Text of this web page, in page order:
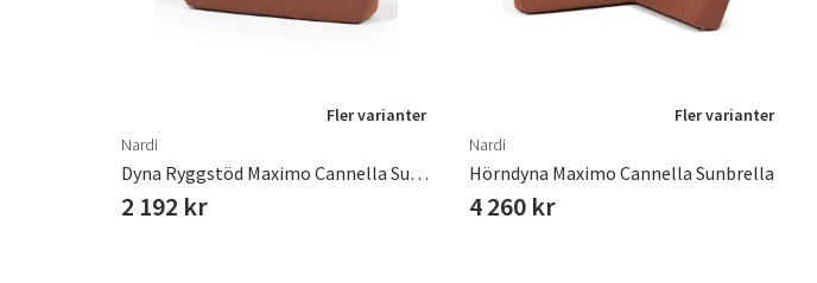
Fler varianter
Nardi
Dyna Ryggstöd Maximo Cannella Sunbrella
2 192 kr
Fler varianter
Nardi
Hörndyna Maximo Cannella Sunbrella
4 260 kr